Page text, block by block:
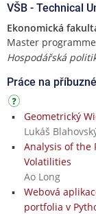
VŠB - Technical
Ekonomická
Master
Hospodářská
Práce na
Geometrický
Lukáš
Analysis of the
Volatilities
Ao Long
Webová
portfolia v